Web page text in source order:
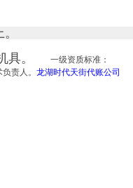
。
一级资质标准：
责人。 龙湖时代天街代账公司